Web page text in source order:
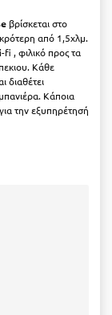
βρίσκεται στο
από 1,5χλμ.
fi , φιλικό προς τα
Κάθε
διαθέτει
Κάποια
την εξυπηρέτησή